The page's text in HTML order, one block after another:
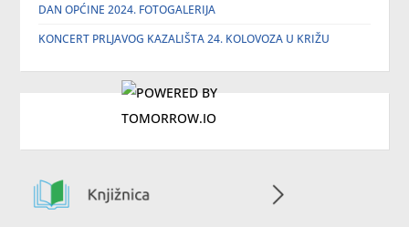
DAN OPĆINE 2024. FOTOGALERIJA
KONCERT PRLJAVOG KAZALIŠTA 24. KOLOVOZA U KRIŽU